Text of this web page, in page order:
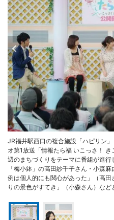
JR福井駅西口の複合施設「ハピリン
オ第1放送「情報たら福 いこっさ！
辺のまちづくりをテーマに番組が進
「梅小鉢」の高田紗千子さん・小森
例は個人的にも関心があった」（高
りの景色がすてき」（小森さん）など